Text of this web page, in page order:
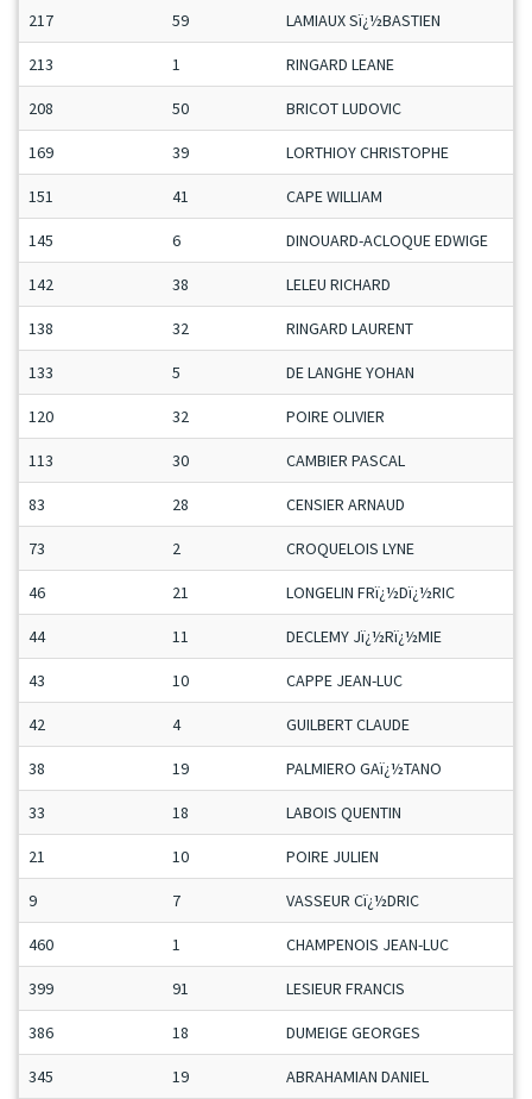
217 59 LAMIAUX Sï¿½BASTIEN
213 1 RINGARD LEANE
208 50 BRICOT LUDOVIC
169 39 LORTHIOY CHRISTOPHE
151 41 CAPE WILLIAM
145 6 DINOUARD-ACLOQUE EDWIGE
142 38 LELEU RICHARD
138 32 RINGARD LAURENT
133 5 DE LANGHE YOHAN
120 32 POIRE OLIVIER
113 30 CAMBIER PASCAL
83 28 CENSIER ARNAUD
73 2 CROQUELOIS LYNE
46 21 LONGELIN FRï¿½Dï¿½RIC
44 11 DECLEMY Jï¿½Rï¿½MIE
43 10 CAPPE JEAN-LUC
42 4 GUILBERT CLAUDE
38 19 PALMIERO GAï¿½TANO
33 18 LABOIS QUENTIN
21 10 POIRE JULIEN
9 7 VASSEUR Cï¿½DRIC
460 1 CHAMPENOIS JEAN-LUC
399 91 LESIEUR FRANCIS
386 18 DUMEIGE GEORGES
345 19 ABRAHAMIAN DANIEL